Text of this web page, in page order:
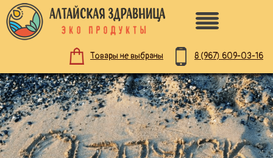
ПО НАЗНАЧЕНИЮ
ЗДОРОВОЕ ПИТАНИЕ
НАТУРАЛЬНАЯ КОСМЕТИКА
8 (967) 609-03-16
Товары не выбраны